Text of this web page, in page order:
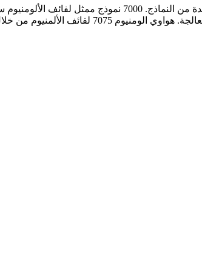
الصوتية, للتأكد من عدم وجود حصى, انا ...